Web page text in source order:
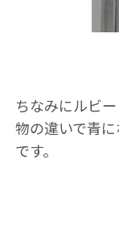
ちなみにルビ
物の違いで青
です。